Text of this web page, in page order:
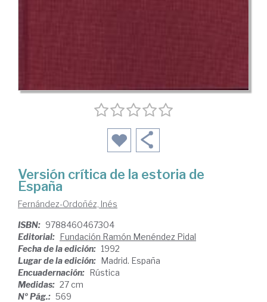
Versión crítica de la estoria de
España
Fernández-Ordoñéz, Inés
ISBN: 9788460467304
Editorial: Fundación Ramón Menéndez Pidal
Fecha de la edición: 1992
Lugar de la edición: Madrid. España
Encuadernación: Rústica
Medidas: 27 cm
Nº Pág.: 569